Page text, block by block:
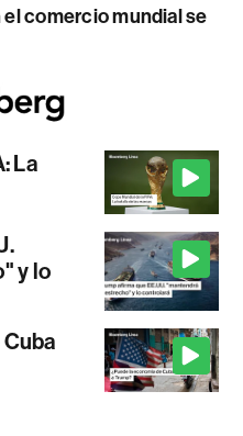
comercio mundial se
La
y lo